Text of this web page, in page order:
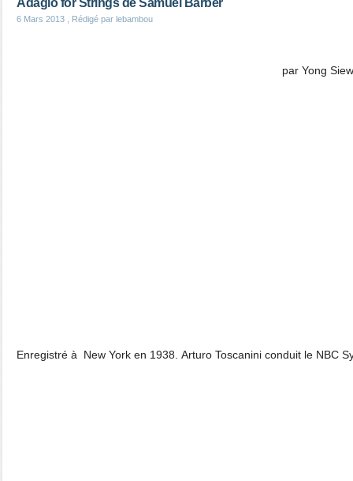
Adagio for Strings de Samuel Barber
6 Mars 2013 , Rédigé par lebambou
par Yong
Enregistré à New York en 1938. Arturo Toscanini conduit le NBC